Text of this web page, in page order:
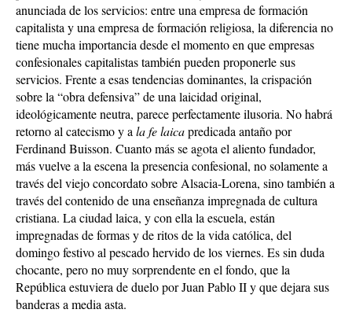
anunciada de los servicios: entre una empresa de formación
capitalista y una empresa de formación religiosa, la diferencia no
tiene mucha importancia desde el momento en que empresas
confesionales capitalistas también pueden proponerle sus
servicios. Frente a esas tendencias dominantes, la crispación
sobre la “obra defensiva” de una laicidad original,
ideológicamente neutra, parece perfectamente ilusoria. No habrá
retorno al catecismo y a la fe laicapredicada antaño por
Ferdinand Buisson. Cuanto más se agota el aliento fundador,
más vuelve a la escena la presencia confesional, no solamente a
través del viejo concordato sobre Alsacia-Lorena, sino también a
través del contenido de una enseñanza impregnada de cultura
cristiana. La ciudad laica, y con ella la escuela, están
impregnadas de formas y de ritos de la vida católica, del
domingo festivo al pescado hervido de los viernes. Es sin duda
chocante, pero no muy sorprendente en el fondo, que la
República estuviera de duelo por Juan Pablo II y que dejara sus
banderas a media asta.